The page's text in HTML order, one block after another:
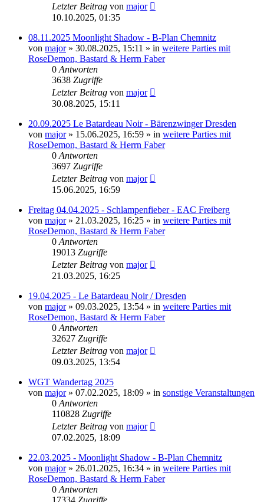
Letzter Beitrag von major
10.10.2025, 01:35
08.11.2025 Moonlight Shadow - B-Plan Chemnitz
von major» 30.08.2025, 15:11 » in weitere Parties mit
RoseDemon, Bastard & Herrn Faber
0Antworten
3638 Zugriffe
Letzter Beitrag von major
30.08.2025, 15:11
20.09.2025 Le Batardeau Noir - Bärenzwinger Dresden
von major» 15.06.2025, 16:59 » in weitere Parties mit
RoseDemon, Bastard & Herrn Faber
0Antworten
3697 Zugriffe
Letzter Beitrag von major
15.06.2025, 16:59
Freitag 04.04.2025 - Schlampenfieber - EAC Freiberg
von major» 21.03.2025, 16:25 » in weitere Parties mit
RoseDemon, Bastard & Herrn Faber
0Antworten
19013 Zugriffe
Letzter Beitrag von major
21.03.2025, 16:25
19.04.2025 - Le Batardeau Noir / Dresden
von major» 09.03.2025, 13:54 » in weitere Parties mit
RoseDemon, Bastard & Herrn Faber
0Antworten
32627 Zugriffe
Letzter Beitrag von major
09.03.2025, 13:54
WGT Wandertag 2025
von major» 07.02.2025, 18:09 » in sonstige Veranstaltungen
0Antworten
110828 Zugriffe
Letzter Beitrag von major
07.02.2025, 18:09
22.03.2025 - Moonlight Shadow - B-Plan Chemnitz
von major» 26.01.2025, 16:34 » in weitere Parties mit
RoseDemon, Bastard & Herrn Faber
0Antworten